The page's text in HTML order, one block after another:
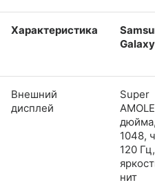
Характеристика
Внешний
дисплей
Super
1048,
120 Гц,
нит